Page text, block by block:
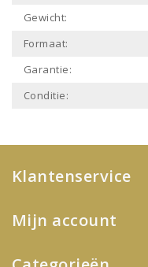
Gewicht:
Formaat:
Garantie:
Conditie:
Klantenservice
Mijn account